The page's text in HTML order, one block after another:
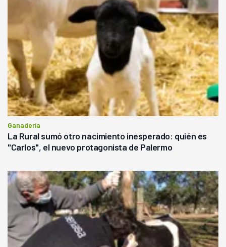
Ganadería
La Rural sumó otro nacimiento inesperado: quién es
"Carlos", el nuevo protagonista de Palermo